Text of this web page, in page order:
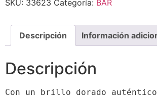
SKU: 33623 Categoría: BAR
Descripción Información
Descripción
Con un brillo dorado